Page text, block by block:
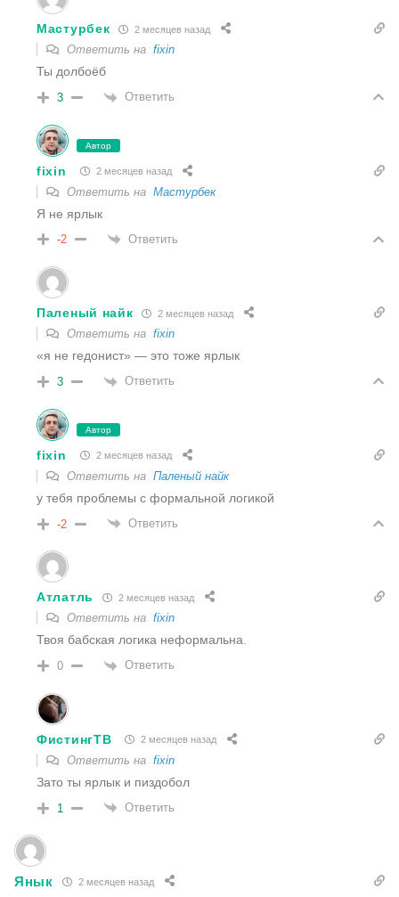
Мастурбек 2 месяцев назад
Ответить на fixin
Ты долбоёб
3 Ответить
Автор
fixin 2 месяцев назад
Ответить на Мастурбек
Я не ярлык
-2 Ответить
Паленый найк 2 месяцев назад
Ответить на fixin
«я не гедонист» — это тоже ярлык
3 Ответить
Автор
fixin 2 месяцев назад
Ответить на Паленый найк
у тебя проблемы с формальной логикой
-2 Ответить
Атлатль 2 месяцев назад
Ответить на fixin
Твоя бабская логика неформальна.
0 Ответить
ФистингТВ 2 месяцев назад
Ответить на fixin
Зато ты ярлык и пиздобол
1 Ответить
Янык 2 месяцев назад